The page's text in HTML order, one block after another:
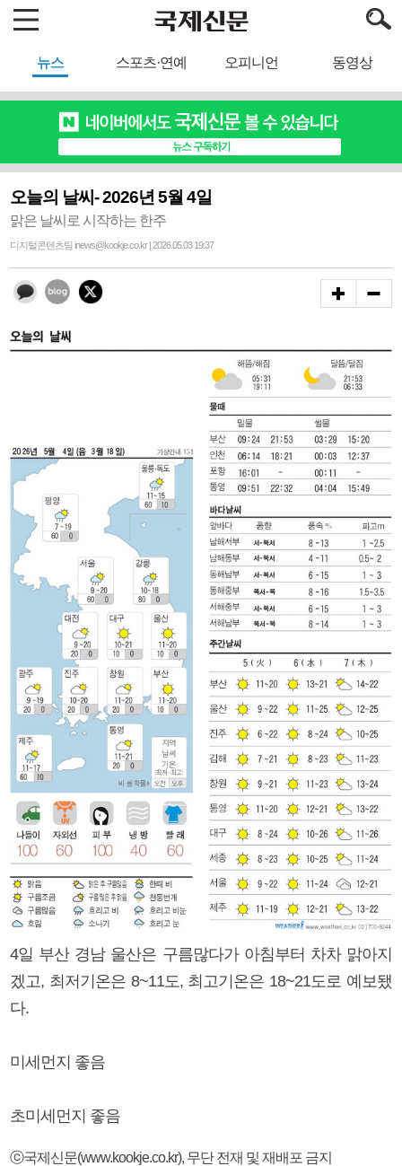
뉴스 스포츠·연예 오피니언 동영상
오늘의 날씨- 2026년 5월 4일
맑은 날씨로 시작하는 한주
디지털콘텐츠팀 inews@kookje.co.kr | 2026.05.03 19:37
4일 부산 경남 울산은 구름많다가 아침부터 차차 맑아지
겠고, 최저기온은 8~11도, 최고기온은 18~21도로 예보됐
다.
미세먼지 좋음
초미세먼지 좋음
ⓒ국제신문(www.kookje.co.kr), 무단 전재 및 재배포 금지